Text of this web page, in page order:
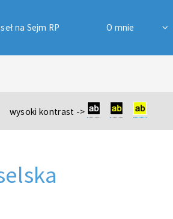
na Sejm RP O mnie
wysoki kontrast ->